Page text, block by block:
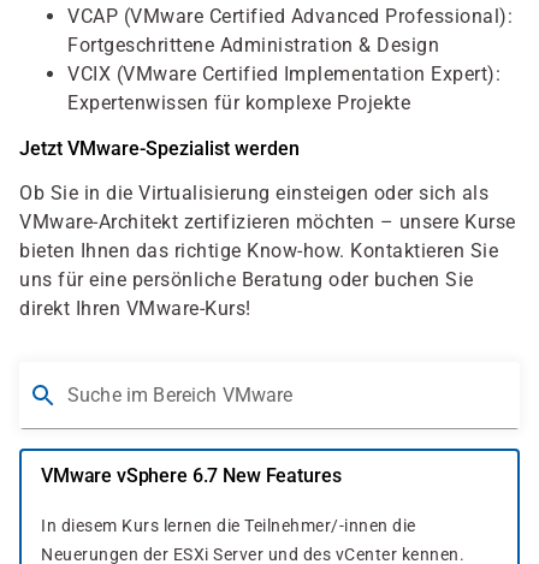
VCAP (VMware Certified Advanced Professional):
Fortgeschrittene Administration & Design
VCIX (VMware Certified Implementation Expert):
Expertenwissen für komplexe Projekte
Jetzt VMware-Spezialist werden
Ob Sie in die Virtualisierung einsteigen oder sich als
VMware-Architekt zertifizieren möchten – unsere Kurse
bieten Ihnen das richtige Know-how. Kontaktieren Sie
uns für eine persönliche Beratung oder buchen Sie
direkt Ihren VMware-Kurs!
Suche im Bereich VMware
VMware vSphere 6.7 New Features
In diesem Kurs lernen die Teilnehmer/-innen die
Neuerungen der ESXi Server und des vCenter kennen.